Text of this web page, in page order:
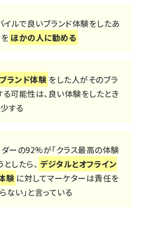
イルで良いブランド体験をしたあ
ほかの人に勧める
ランド体験 をした人がそのブラ
る可能性は、良い体験をしたとき
する
ーの92%が「クラス最高の体験
したら、 デジタルとオフライン
験 に対してマーケターは責任を
い」と言っている